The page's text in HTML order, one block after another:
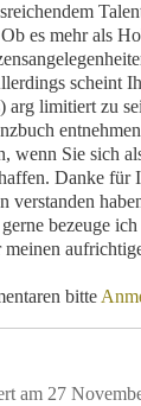
es mehr als
scheint
arg limitiert zu
wenn Sie sich
Danke für
verstanden
bezeuge
bitte
am 27